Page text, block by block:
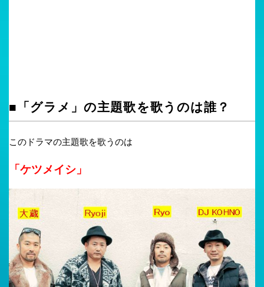
■「グラメ」の主題歌を歌うのは誰？
このドラマの主題歌を歌うのは
「ケツメイシ」